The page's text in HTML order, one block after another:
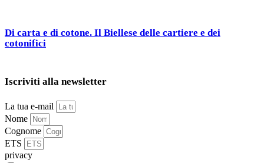
Di carta e di cotone. Il Biellese delle cartiere e dei
cotonifici
Iscriviti alla newsletter
La tua e-mail
Nome
Cognome
ETS
privacy